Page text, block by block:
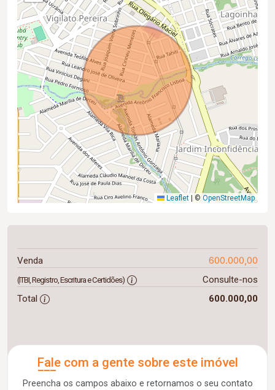
Leaflet |©OpenStreetMap
Venda 600.000,00
(ITBI, Registro, Escritura e Certidões)
Consulte-nos
Total
600.000,00
Fale com a gente sobre este imóvel
Preencha os campos abaixo e retornamos o seu contato